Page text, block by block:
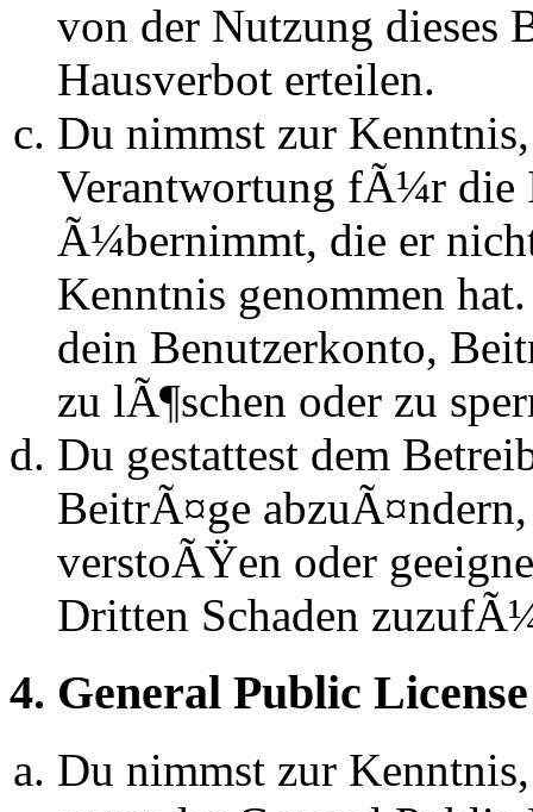
von der Nutzung dieses
Hausverbot erteilen.
Du nimmst zur
Verantwortung fÃ¼r die
Ã¼bernimmt, die er
Kenntnis genommen
dein Benutzerkonto,
zu lÃ¶schen oder zu
Du gestattest dem
BeitrÃ¤ge
verstoÃŸen oder
Dritten Schaden
4. General Public License
Du nimmst zur